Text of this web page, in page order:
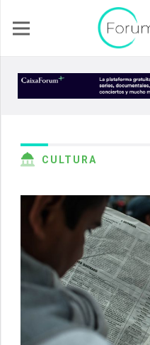
CULTURA